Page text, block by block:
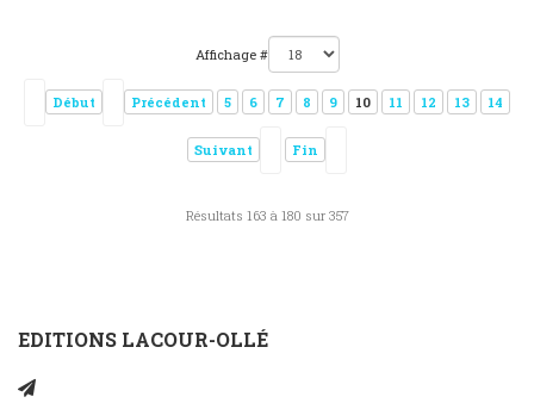
Affichage #
Début Précédent 5 6 7 8 9 10 11 12 13 14
Suivant Fin
Résultats 163 à 180 sur 357
EDITIONS LACOUR-OLLÉ